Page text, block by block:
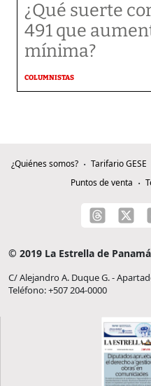
¿Qué suerte
491 que
mínima?
COLUMNISTAS
¿Quiénes somos? Tarifario GESE
Puntos de venta
© 2019 La Estrella de Panamá
C/ Alejandro A. Duque G. -
Teléfono: +507 204-0000